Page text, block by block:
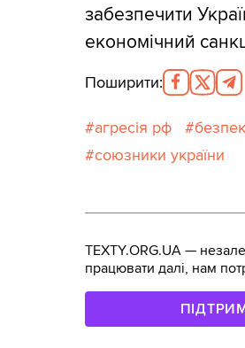
забезпечити
економічний
Поширити:
агресія рф
союзники україни
TEXTY.ORG.UA —
працювати далі, нам